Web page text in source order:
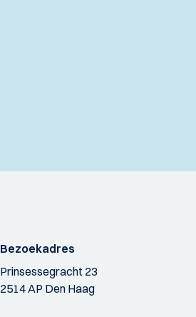
Bezoekadres
Prinsessegracht 23
2514 AP Den Haag